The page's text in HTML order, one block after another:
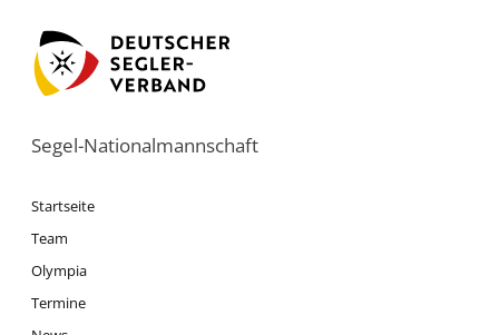
Segel-Nationalmannschaft
Startseite
Team
Olympia
Termine